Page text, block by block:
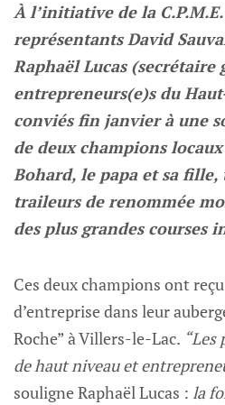
À l’initiative de la C.P.M.E.
représentants David
Raphaël Lucas (secrétaire
entrepreneurs(e)s du
conviés fin janvier à une
de deux champions
Bohard, le papa et sa
traileurs de renommée
des plus grandes courses
Ces deux champions ont
d’entreprise dans leur
Roche” à Villers-le-Lac.
de haut niveau et
souligne Raphaël Lucas : la